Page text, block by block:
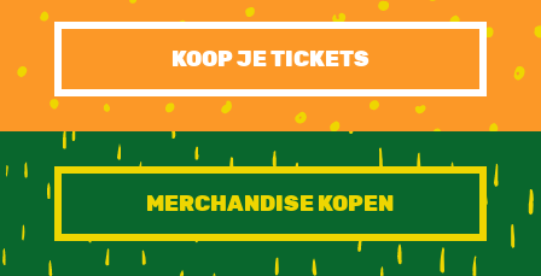
KOOP JE TICKETS
MERCHANDISE KOPEN